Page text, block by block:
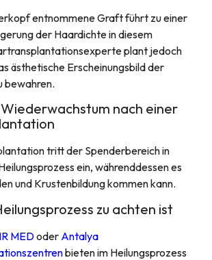
entnommene Graft führt zu einer
der Haardichte in diesem
plant jedoch
ästhetische Erscheinungsbild der
bewahren.
nach einer
tritt der Spenderbereich in
ein, währenddessen es
und Krustenbildung kommen kann.
zu achten ist
MEDoder Antalya
bieten im Heilungsprozess